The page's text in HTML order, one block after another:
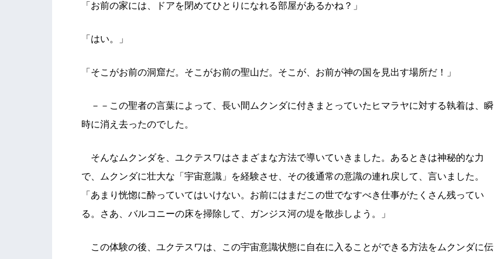
「お前の家には、ドアを閉めてひとりになれる部屋があるかね？」
「はい。」
「そこがお前の洞窟だ。そこがお前の聖山だ。そこが、お前が神の国を見出す場所だ！」
－－この聖者の言葉によって、長い間ムクンダに付きまとっていたヒマラヤに対する執着は、瞬
時に消え去ったのでした。
そんなムクンダを、ユクテスワはさまざまな方法で導いていきました。あるときは神秘的な力
で、ムクンダに壮大な「宇宙意識」を経験させ、その後通常の意識の連れ戻して、言いました。
「あまり恍惚に酔っていてはいけない。お前にはまだこの世でなすべき仕事がたくさん残ってい
る。さあ、バルコニーの床を掃除して、ガンジス河の堤を散歩しよう。」
この体験の後、ユクテスワは、この宇宙意識状態に自在に入ることができる方法をムクンダに伝